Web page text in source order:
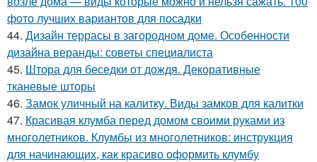
фото лучших вариантов для посадки
44. Дизайн террасы в загородном доме. Особенности
дизайна веранды: советы специалиста
45. Штора для беседки от дождя. Декоративные
тканевые шторы
46. Замок уличный на калитку. Виды замков для калитки
47. Красивая клумба перед домом своими руками из
многолетников. Клумбы из многолетников: инструкция
для начинающих, как красиво оформить клумбу